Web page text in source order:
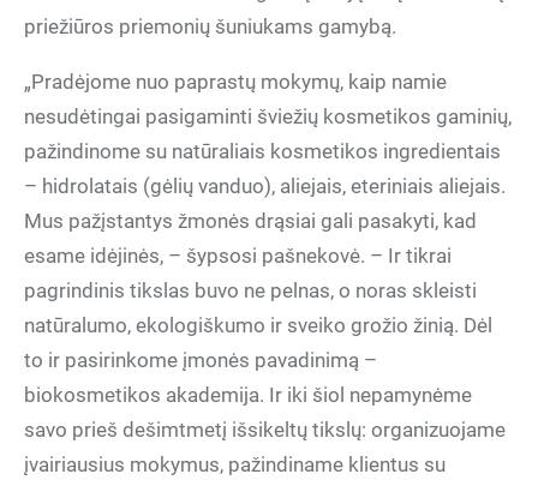
priežiūros priemonių šuniukams gamybą.
„Pradėjome nuo paprastų mokymų, kaip namie
nesudėtingai pasigaminti šviežių kosmetikos gaminių,
pažindinome su natūraliais kosmetikos ingredientais
– hidrolatais (gėlių vanduo), aliejais, eteriniais aliejais.
Mus pažįstantys žmonės drąsiai gali pasakyti, kad
esame idėjinės, – šypsosi pašnekovė. – Ir tikrai
pagrindinis tikslas buvo ne pelnas, o noras skleisti
natūralumo, ekologiškumo ir sveiko grožio žinią. Dėl
to ir pasirinkome įmonės pavadinimą –
biokosmetikos akademija. Ir iki šiol nepamynėme
savo prieš dešimtmetį išsikeltų tikslų: organizuojame
įvairiausius mokymus, pažindiname klientus su